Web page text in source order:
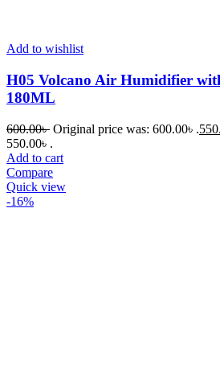
Add to wishlist
H05 Volcano Air Humidifier
180ML
600.00৳ Original price was: 600.00৳ .
550.00৳ .
Add to cart
Compare
Quick view
-16%